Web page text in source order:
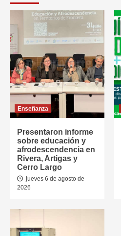
Enseñanza
Presentaron informe
sobre educación y
afrodescendencia en
Rivera, Artigas y
Cerro Largo
jueves 6 de agosto de
2026